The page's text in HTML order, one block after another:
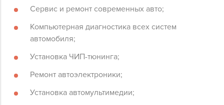
Сервис и ремонт современных авто;
Компьютерная диагностика всех систем
автомобиля;
Установка ЧИП-тюнинга;
Ремонт автоэлектроники;
Установка автомультимедии;